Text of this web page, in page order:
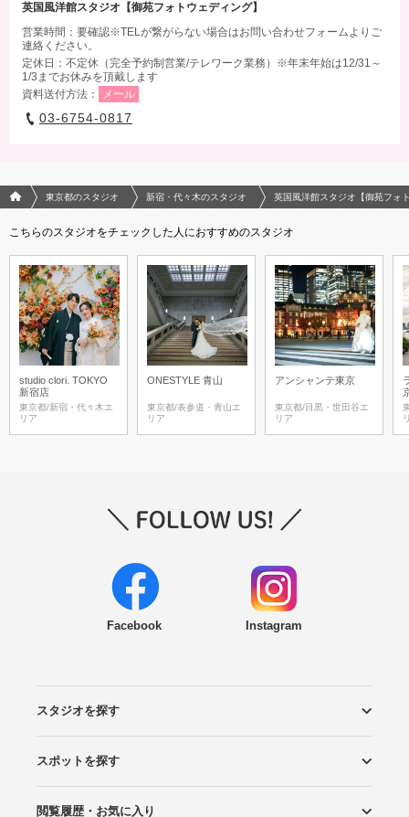
英国風洋館スタジオ【御苑フォトウェディング】
営業時間：要確認※TELが繋がらない場合はお問い合わせフォームよりご
連絡ください。
定休日：不定休（完全予約制営業/テレワーク業務）※年末年始は12/31～
1/3までお休みを頂戴します
資料送付方法：
メール
03-6754-0817
フォトウエディング/結婚写真のPhotorait ホーム
東京都のスタジオ 新宿・代々木のスタジオ 英国風洋館スタジオ【御苑フォ
こちらのスタジオをチェックした人におすすめのスタジオ
studio clori. TOKYO
新宿店
東京都/新宿・代々木エ
リア
ONESTYLE 青山
東京都/表参道・青山エ
リア
アンシャンテ東京
東京都/目黒・世田谷エ
リア
Facebook Instagram
スタジオを探す
エリアから探す
こだわりから探す
NEW PHOTO STYLE
プランから探す
フォトタイプ診断
フォトグラファーから探す
国内リゾートから探す
スポットを探す
ロケーションから探す
スタジオから探す
閲覧履歴・お気に入り